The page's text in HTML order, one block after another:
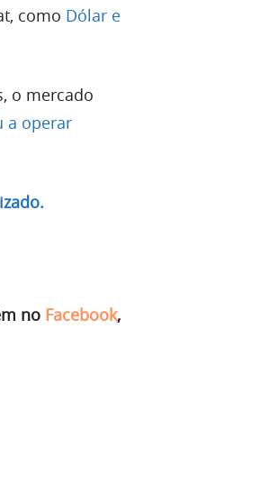
como Dólar e
o mercado
a operar
no Facebook,